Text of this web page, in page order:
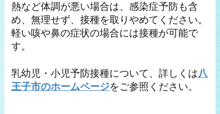
熱など体調が悪い場合は、感染症予防も含
め、無理せず、接種を取りやめてください。
軽い咳や鼻の症状の場合には接種が可能で
す。
乳幼児・小児予防接種について、詳しくは 八
王子市のホームページをご参照ください。